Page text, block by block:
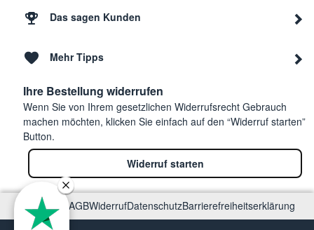
Das sagen Kunden
Mehr Tipps
Ihre Bestellung widerrufen
Wenn Sie von Ihrem gesetzlichen Widerrufsrecht Gebrauch
machen möchten, klicken Sie einfach auf den “Widerruf starten”
Button.
Widerruf starten
ImpressumAGBWiderrufDatenschutzBarrierefreiheitserklärung